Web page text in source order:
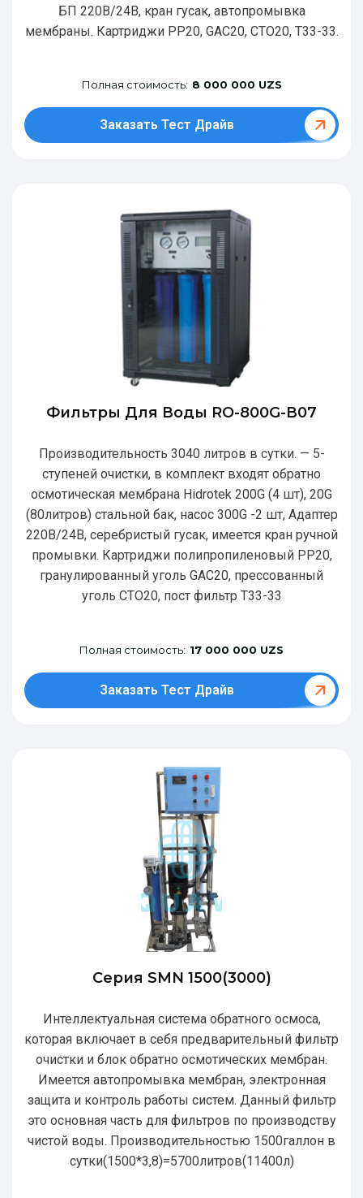
БП 220В/24В, кран гусак, автопромывка
мембраны. Картриджи РР20, GAC20, CTO20, T33-33.
Полная стоимость: 8 000 000 UZS
Заказать Тест Драйв
Фильтры Для Воды RO-800G-В07
Производительность 3040 литров в сутки. — 5-
ступеней очистки, в комплект входят обратно
осмотическая мембрана Hidrotek 200G (4 шт), 20G
(80литров) стальной бак, насос 300G -2 шт, Адаптер
220В/24В, серебристый гусак, имеется кран ручной
промывки. Картриджи полипропиленовый РР20,
гранулированный уголь GAC20, прессованный
уголь CTO20, пост фильтр T33-33
Полная стоимость: 17 000 000 UZS
Заказать Тест Драйв
Серия SMN 1500(3000)
Интеллектуальная система обратного осмоса,
которая включает в себя предварительный фильтр
очистки и блок обратно осмотических мембран.
Имеется автопромывка мембран, электронная
защита и контроль работы систем. Данный фильтр
это основная часть для фильтров по производству
чистой воды. Производительностью 1500галлон в
сутки(1500*3,8)=5700литров(11400л)